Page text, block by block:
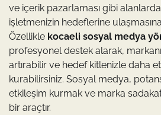
ve içerik pazarlaması gibi
işletmenizin hedeflerine
Özellikle kocaeli sosyal medya
profesyonel destek alarak,
artırabilir ve hedef kitlenizle daha
kurabilirsiniz. Sosyal medya,
etkileşim kurmak ve marka
bir araçtır.